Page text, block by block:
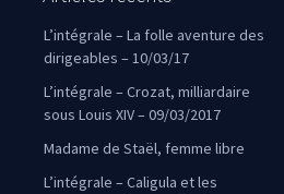
L’intégrale – La folle aventure des
dirigeables – 10/03/17
L’intégrale – Crozat, milliardaire
sous Louis XIV – 09/03/2017
Madame de Staël, femme libre
L’intégrale – Caligula et les